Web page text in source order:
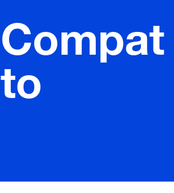
Compat
to